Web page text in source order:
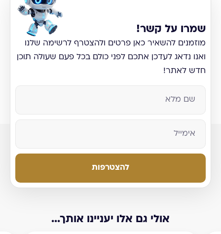
שמרו על קשר!
מוזמנים להשאיר כאן פרטים ולהצטרף לרשימה שלנו
ואנו נדאג לעדכן אתכם לפני כולם בכל פעם שעולה תוכן
חדש לאתר!
להצטרפות
אולי גם אלו יעניינו אותך...